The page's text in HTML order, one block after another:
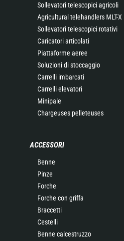
Sollevatori telescopici agricoli
Agricultural telehandlers MLT-X
Sollevatori telescopici rotativi
Caricatori articolati
Piattaforme aeree
Soluzioni di stoccaggio
Carrelli imbarcati
Carrelli elevatori
Minipale
Chargeuses pelleteuses
ACCESSORI
Benne
Pinze
Forche
Forche con griffa
Braccetti
Cestelli
Benne calcestruzzo